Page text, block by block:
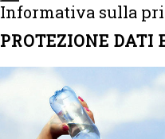
Informativa sulla
PROTEZIONE DATI